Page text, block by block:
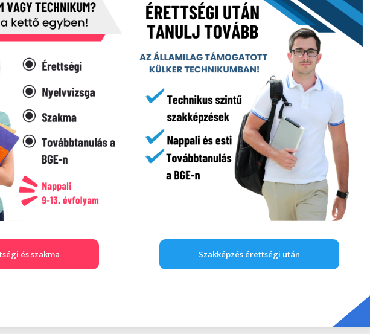
és szakma Szakképzés érettségi után